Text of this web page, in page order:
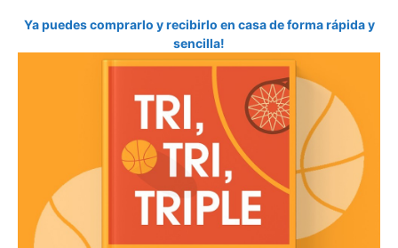
Ya puedes comprarlo y recibirlo en casa de forma rápida y
sencilla!